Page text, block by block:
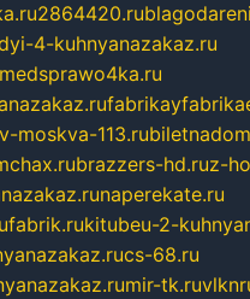
2864420.ru
4-kuhnyanazakaz.ru
medsprawo4ka.ru
moskva-113.ru
brazzers-hd.ruz-
naperekate.ru
kitubeu-2-
cs-68.ru
mir-tk.ru